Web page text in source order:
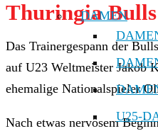
DAMEN
U25-
Thuringia
Das Trainergespann der
auf U23 Weltmeister Jakob
ehemalige Nationalspieler
Nach etwas nervösem